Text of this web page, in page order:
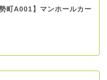
勢町A001】マンホールカー